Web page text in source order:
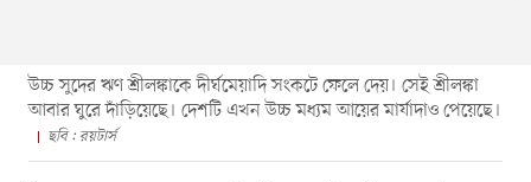
উচ্চ সুদের ঋণ শ্রীলঙ্কাকে দীর্ঘমেয়াদি সংকটে ফেলে দেয়। সেই শ্রীলঙ্কা
আবার ঘুরে দাঁড়িয়েছে। দেশটি এখন উচ্চ মধ্যম আয়ের মার্যাদাও পেয়েছে।
ছবি : রয়টার্স